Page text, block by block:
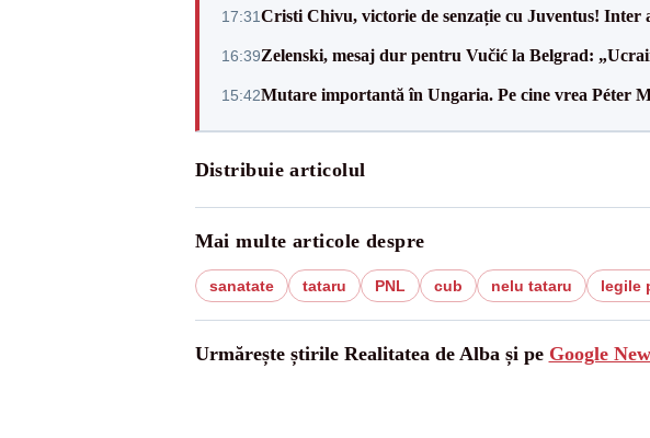
17:31Cristi Chivu, victorie de senzație cu Juventus! Inter
16:39Zelenski, mesaj dur pentru Vučić la Belgrad:
15:42Mutare importantă în Ungaria. Pe cine vrea Péter
Distribuie articolul
Mai multe articole despre
sanatate tataru PNL cub nelu tataru legile
Urmărește știrile Realitatea de Alba și pe Google